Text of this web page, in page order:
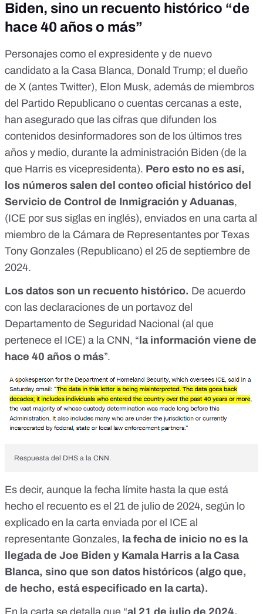
Biden, sino un recuento histórico “de
hace 40 años o más”
Personajes como el expresidente y de nuevo
candidato a la Casa Blanca, Donald Trump; el dueño
de X (antes Twitter), Elon Musk, además de miembros
del Partido Republicano o cuentas cercanas a este,
han asegurado que las cifras que difunden los
contenidos desinformadores son de los últimos tres
años y medio, durante la administración Biden (de la
que Harris es vicepresidenta). Pero esto no es así,
los números salen del conteo oficial histórico del
Servicio de Control de Inmigración y Aduanas,
(ICE por sus siglas en inglés), enviados en una carta al
miembro de la Cámara de Representantes por Texas
Tony Gonzales (Republicano) el 25 de septiembre de
2024.
Los datos son un recuento histórico. De acuerdo
con las declaraciones de un portavoz del
Departamento de Seguridad Nacional (al que
pertenece el ICE) a la CNN, “ la información viene de
hace 40 años o más”.
Respuesta del DHS a la CNN.
Es decir, aunque la fecha límite hasta la que está
hecho el recuento es el 21 de julio de 2024, según lo
explicado en la carta enviada por el ICE al
representante Gonzales, la fecha de inicio no es la
llegada de Joe Biden y Kamala Harris a la Casa
Blanca, sino que son datos históricos (algo que,
de hecho, está especificado en la carta).
En la carta se detalla que “al 21 de julio de 2024,